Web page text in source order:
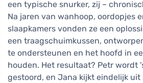
een typische snurker, zij –
Na jaren van wanhoop, oordopjes
slaapkamers vonden ze een
een traagschuimkussen,
te ondersteunen en het hoofd in
houden. Het resultaat? Petr wordt
gestoord, en Jana kijkt eindelijk uit